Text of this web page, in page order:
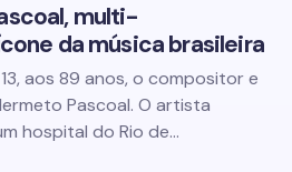
multi-
da música brasileira
aos 89 anos, o compositor e
Pascoal. O artista
hospital do Rio de…